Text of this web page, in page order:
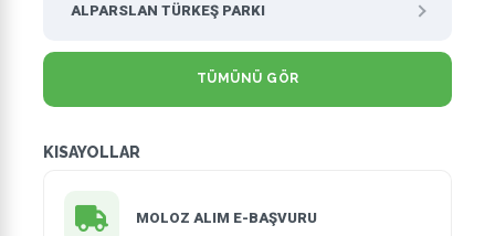
ALPARSLAN TÜRKEŞ PARKI
TÜMÜNÜ GÖR
KISAYOLLAR
MOLOZ ALIM E-BAŞVURU